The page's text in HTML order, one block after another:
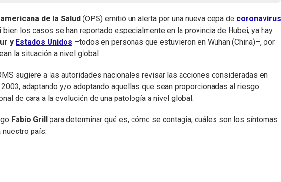
de la Salud (OPS) emitió un alerta por una nueva cepa de coronavirus
bien los casos se han reportado especialmente en la provincia de Hubei, ya hay
y Estados Unidos –todos en personas que estuvieron en Wuhan (China)–, por
la situación a nivel global.
sugiere a las autoridades nacionales revisar las acciones consideradas en
adaptando y/o adoptando aquellas que sean proporcionadas al riesgo
de cara a la evolución de una patología a nivel global.
Fabio Grill para determinar qué es, cómo se contagia, cuáles son los síntomas
país.